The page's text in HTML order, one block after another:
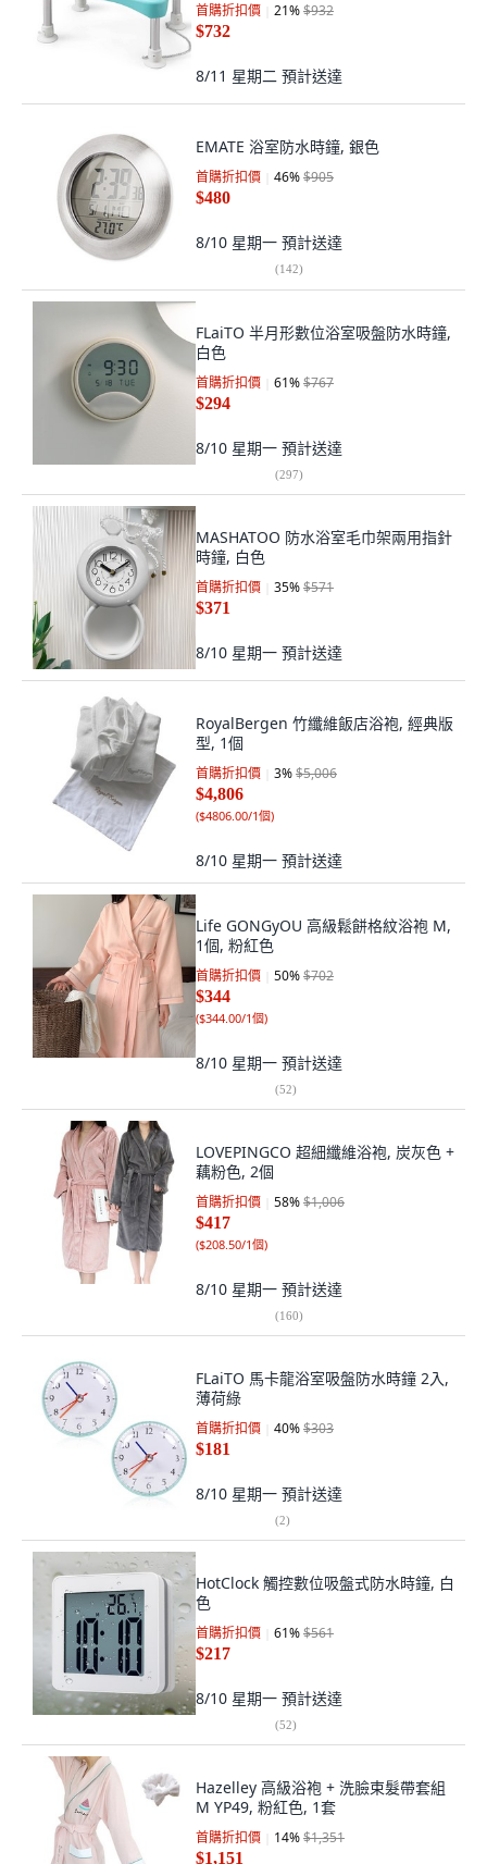
首購折扣價 21%$932
$732
8/11 星期二 預計送達
EMATE 浴室防水時鐘, 銀色
首購折扣價 46%$905
$480
8/10 星期一 預計送達
(142)
FLaiTO 半月形數位浴室吸盤防水時鐘,
白色
首購折扣價 61%$767
$294
8/10 星期一 預計送達
(297)
MASHATOO 防水浴室毛巾架兩用指針
時鐘, 白色
首購折扣價 35%$571
$371
8/10 星期一 預計送達
RoyalBergen 竹纖維飯店浴袍, 經典版
型, 1個
首購折扣價 3%$5,006
$4,806
($4806.00/1個)
8/10 星期一 預計送達
Life GONGyOU 高級鬆餅格紋浴袍 M,
1個, 粉紅色
首購折扣價 50%$702
$344
($344.00/1個)
8/10 星期一 預計送達
(52)
LOVEPINGCO 超細纖維浴袍, 炭灰色 +
藕粉色, 2個
首購折扣價 58%$1,006
$417
($208.50/1個)
8/10 星期一 預計送達
(160)
FLaiTO 馬卡龍浴室吸盤防水時鐘 2入,
薄荷綠
首購折扣價 40%$303
$181
8/10 星期一 預計送達
(2)
HotClock 觸控數位吸盤式防水時鐘, 白
色
首購折扣價 61%$561
$217
8/10 星期一 預計送達
(52)
Hazelley 高級浴袍 + 洗臉束髮帶套組
M YP49, 粉紅色, 1套
首購折扣價 14%$1,351
$1,151